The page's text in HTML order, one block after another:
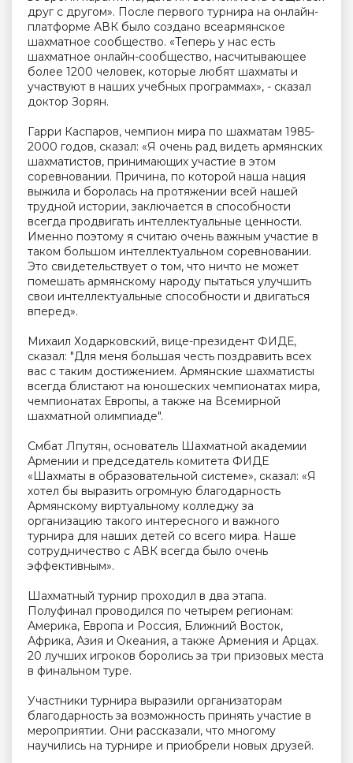
друг с другом». После первого турнира на онлайн-
платформе АВК было создано всеармянское
шахматное сообщество. «Теперь у нас есть
шахматное онлайн-сообщество, насчитывающее
более 1200 человек, которые любят шахматы и
участвуют в наших учебных программах», - сказал
доктор Зорян.
Гарри Каспаров, чемпион мира по шахматам 1985-
2000 годов, сказал: «Я очень рад видеть армянских
шахматистов, принимающих участие в этом
соревновании. Причина, по которой наша нация
выжила и боролась на протяжении всей нашей
трудной истории, заключается в способности
всегда продвигать интеллектуальные ценности.
Именно поэтому я считаю очень важным участие в
таком большом интеллектуальном соревновании.
Это свидетельствует о том, что ничто не может
помешать армянскому народу пытаться улучшить
свои интеллектуальные способности и двигаться
вперед».
Михаил Ходарковский, вице-президент ФИДЕ,
сказал: "Для меня большая честь поздравить всех
вас с таким достижением. Армянские шахматисты
всегда блистают на юношеских чемпионатах мира,
чемпионатах Европы, а также на Всемирной
шахматной олимпиаде".
Смбат Лпутян, основатель Шахматной академии
Армении и председатель комитета ФИДЕ
«Шахматы в образовательной системе», сказал: «Я
хотел бы выразить огромную благодарность
Армянскому виртуальному колледжу за
организацию такого интересного и важного
турнира для наших детей со всего мира. Наше
сотрудничество с АВК всегда было очень
эффективным».
Шахматный турнир проходил в два этапа.
Полуфинал проводился по четырем регионам:
Америка, Европа и Россия, Ближний Восток,
Африка, Азия и Океания, а также Армения и Арцах.
20 лучших игроков боролись за три призовых места
в финальном туре.
Участники турнира выразили организаторам
благодарность за возможность принять участие в
мероприятии. Они рассказали, что многому
научились на турнире и приобрели новых друзей.